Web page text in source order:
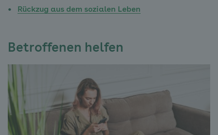
Rückzug aus dem sozialen Leben
Betroffenen helfen